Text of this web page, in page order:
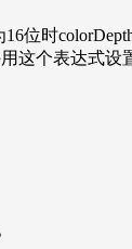
位时colorDepth
用这个表达式设